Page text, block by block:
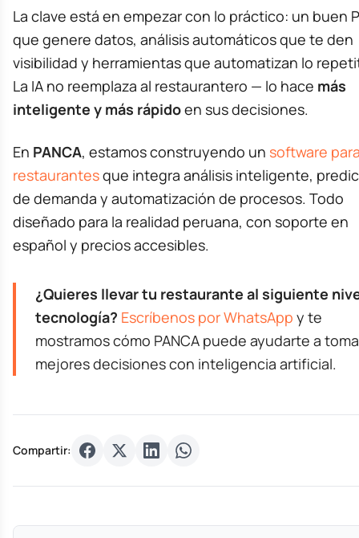
La clave está en empezar con lo práctico: un buen
que genere datos, análisis automáticos que te den
visibilidad y herramientas que automatizan lo
La IA no reemplaza al restaurantero — lo hace más
inteligente y más rápidoen sus decisiones.
En PANCA, estamos construyendo un software
restaurantesque integra análisis inteligente,
de demanda y automatización de procesos. Todo
diseñado para la realidad peruana, con soporte en
español y precios accesibles.
¿Quieres llevar tu restaurante al siguiente
tecnología? Escríbenos por WhatsApp y te
mostramos cómo PANCA puede ayudarte a
mejores decisiones con inteligencia artificial.
Compartir: